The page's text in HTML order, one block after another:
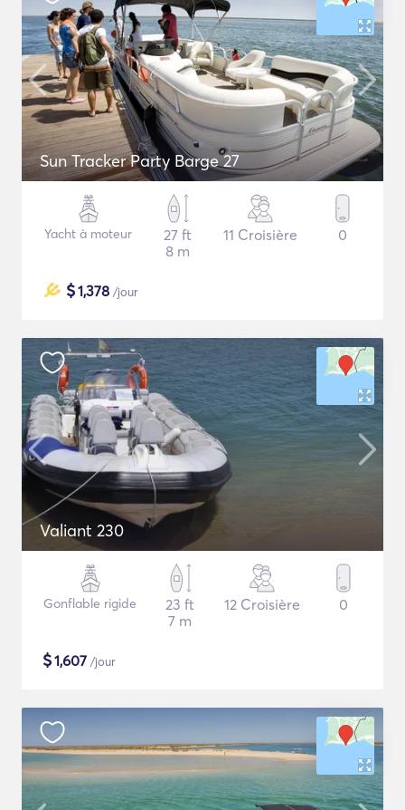
Sun Tracker Party Barge 27
Yacht à moteur
27 ft
8 m
11 Croisière 0
$1,378 /jour
Valiant 230
Gonflable rigide
23 ft
7 m
12 Croisière 0
$1,607 /jour